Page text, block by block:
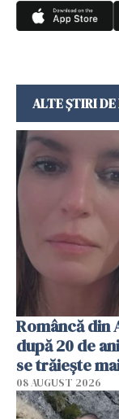
ALTE ȘTIRI
Româncă din
după 20 de
se trăiește
08 AUGUST 2026